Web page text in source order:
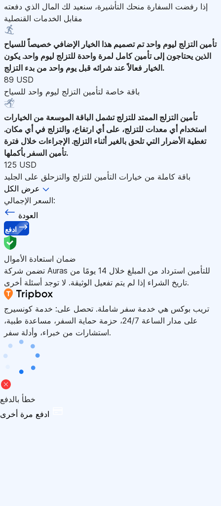
إذا رفضت السفارة منحك التأشيرة، سنعيد لك المال الذي دفعته
مقابل الخدمات القنصلية
تأمين التزلج ليوم واحد تم تصميم هذا الخيار الإضافي خصيصاً للسياح
الذين يحتاجون إلى تأمين كامل لمرة واحدة للتزلج ليوم واحد. يكون
الخيار فعالاً عند شرائه قبل يوم واحد من بدء التزلج.
89 USD
باقة خاصة لتأمين التزلج ليوم واحد للسياح
تأمين التزلج الممتد للتزلج تشمل الباقة الموسعة من الخيارات
استخدام أي معدات للتزلج، على أي ارتفاع، والتزلج في أي مكان.
تغطية الأضرار التي تلحق بالغير أثناء التزلج. الإجراءات خلال فترة
تأمين السفر بأكملها.
125 USD
باقة كاملة من خيارات التأمين للتزلج والتزحلق على الجليد
عرض الكل
السعر الإجمالي:
العودة
ادفع
ضمان استعادة الأموال
تضمن شركة Auras للتأمين استرداد من المبلغ خلال 14 يومًا من
تاريخ الشراء إذا لم يتم تفعيل الوثيقة. لا توجد أسئلة أخرى.
تريب بوكس هي خدمة سفر شاملة. تحصل على: خدمة كونسيرج
على مدار الساعة 24/7، حزمة حماية السفر، مساعدة طبية،
استشارات من خبراء، وأدلة سفر.
خطأ بالدفع